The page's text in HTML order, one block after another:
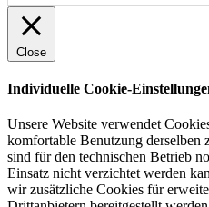
Close
Individuelle Cookie-
Unsere Website verwendet
komfortable Benutzung derselben
sind für den technischen Betrieb
Einsatz nicht verzichtet werden
wir zusätzliche Cookies für